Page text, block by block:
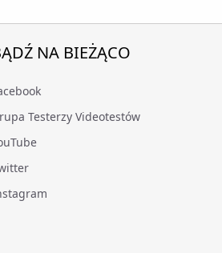
NA BIEŻĄCO
Testerzy Videotestów